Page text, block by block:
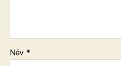
Név *